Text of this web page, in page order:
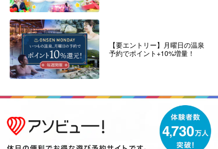
【要エントリー】月曜日の温泉
予約でポイント+10%増量！